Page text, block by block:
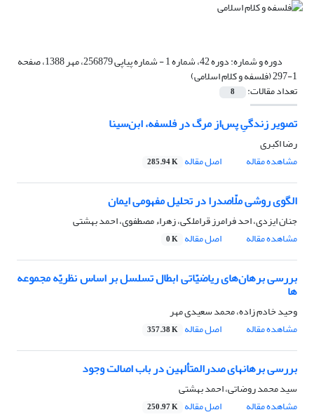
دوره و شماره: دوره 42، شماره 1 - شماره پیاپی 256879، مهر 1388، صفحه
1-297 (فلسفه و کلام اسلامی)
تعداد مقالات: 8
تصویر زندگیِ پس‌از مرگ در فلسفه، ابن‌سینا
رضا اکبری
مشاهده مقاله
اصل مقاله 285.94 K
الگوی روشی ملّاصدرا در تحلیل مفهومی ایمان
جنان ایزدی، احد فرامرز قراملکی، زهراء مصطفوی، احمد بهشتی
مشاهده مقاله
اصل مقاله 0 K
بررسی برهان‌های ریاضیّاتی ابطال تسلسل بر اساس نظریّه مجموعه
ها
وحید خادم زاده، محمد سعیدی مهر
مشاهده مقاله
اصل مقاله 357.38 K
بررسی برهانهای صدرالمتألهین در باب اصالت وجود
سید محمد روضاتی، احمد بهشتی
مشاهده مقاله
اصل مقاله 250.97 K